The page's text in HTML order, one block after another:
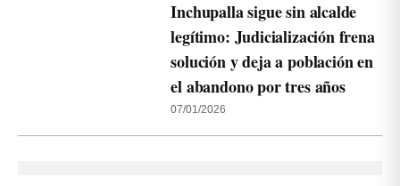
Inchupalla sigue sin alcalde
legítimo: Judicialización frena
solución y deja a población en
el abandono por tres años
07/01/2026